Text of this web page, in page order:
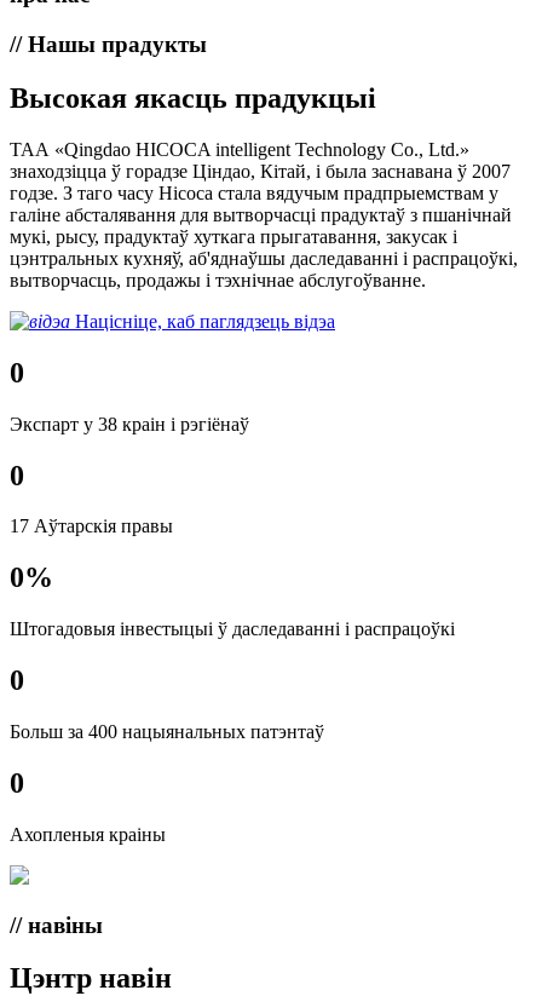
// Нашы прадукты
Высокая якасць прадукцыі
ТАА «Qingdao HICOCA intelligent Technology Co., Ltd.»
знаходзіцца ў горадзе Ціндао, Кітай, і была заснавана ў 2007
годзе. З таго часу Hicoca стала вядучым прадпрыемствам у
галіне абсталявання для вытворчасці прадуктаў з пшанічнай
мукі, рысу, прадуктаў хуткага прыгатавання, закусак і
цэнтральных кухняў, аб'яднаўшы даследаванні і распрацоўкі,
вытворчасць, продажы і тэхнічнае абслугоўванне.
Націсніце, каб паглядзець відэа
0
Экспарт у 38 краін і рэгіёнаў
0
17 Аўтарскія правы
0%
Штогадовыя інвестыцыі ў даследаванні і распрацоўкі
0
Больш за 400 нацыянальных патэнтаў
0
Ахопленыя краіны
// навіны
Цэнтр навін